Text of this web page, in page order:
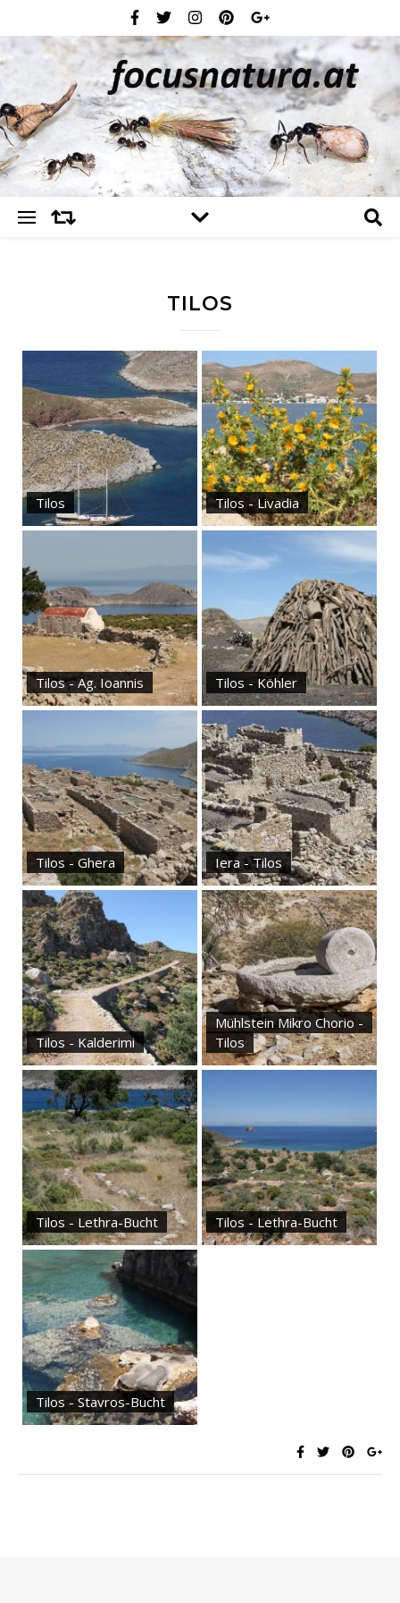
TILOS
Tilos Tilos - Livadia
Tilos - Ag. Ioannis Tilos - Köhler
Tilos - Ghera Iera - Tilos
Tilos - Kalderimi
Mühlstein Mikro Chorio -
Tilos
Tilos - Lethra-Bucht Tilos - Lethra-Bucht
Tilos - Stavros-Bucht